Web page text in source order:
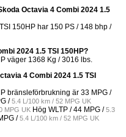
Octavia 4 Combi 2024 1.5
150HP har 150 PS / 148 bhp /
2024 1.5 TSI 150HP?
väger 1368 Kg / 3016 lbs.
4 Combi 2024 1.5 TSI
bränsleförbrukning är 33 MPG /
/5.4 L/100 km / 52 MPG UK
MPG UK Hög WLTP /44 MPG /5.3
/5.4 L/100 km / 52 MPG UK